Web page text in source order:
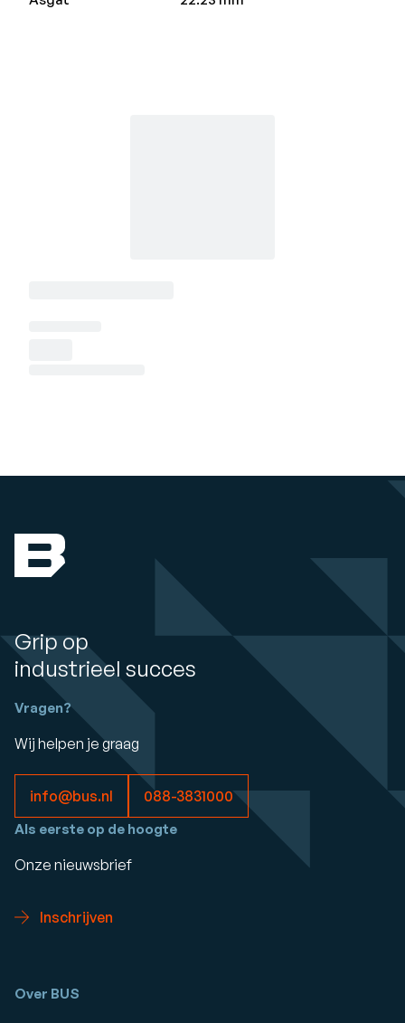
Grip op
industrieel succes
Vragen?
Wij helpen je graag
info@bus.nl 088-3831000
Als eerste op de hoogte
Onze nieuwsbrief
Inschrijven
Over BUS